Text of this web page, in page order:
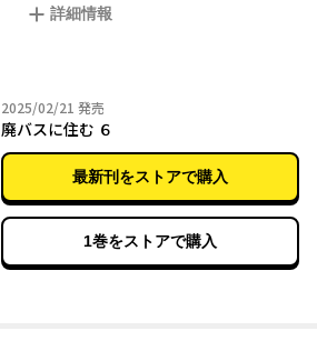
詳細情報
2025/02/21 2025年02月21日
発売
廃バスに住む ６
最新刊をストアで購入
1巻をストアで購入